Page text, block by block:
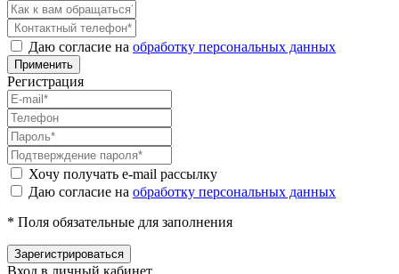
Даю согласие на обработку персональных данных
Применить
Регистрация
Хочу получать e-mail рассылку
Даю согласие на обработку персональных данных
* Поля обязательные для заполнения
Зарегистрироваться
Вход в личный кабинет